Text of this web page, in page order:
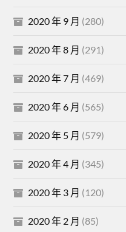
2020 年 9 月 (280)
2020 年 8 月 (291)
2020 年 7 月 (469)
2020 年 6 月 (565)
2020 年 5 月 (579)
2020 年 4 月 (345)
2020 年 3 月 (120)
2020 年 2 月 (85)